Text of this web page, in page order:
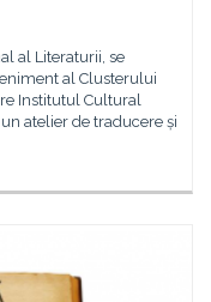
al Literaturii, se
al Clusterului
Institutul Cultural
atelier de traducere și